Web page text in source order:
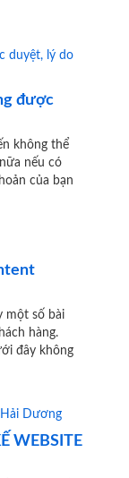
được
không thể
nếu có
của bạn
một số bài
hàng.
đây không
WEBSITE